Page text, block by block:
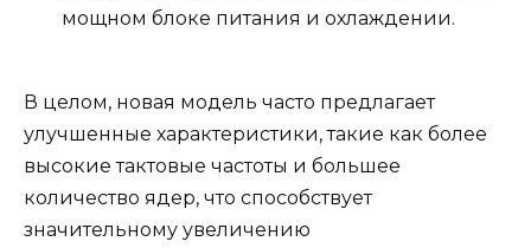
мощном блоке питания и охлаждении.
В целом, новая модель часто предлагает
улучшенные характеристики, такие как более
высокие тактовые частоты и большее
количество ядер, что способствует
значительному увеличению